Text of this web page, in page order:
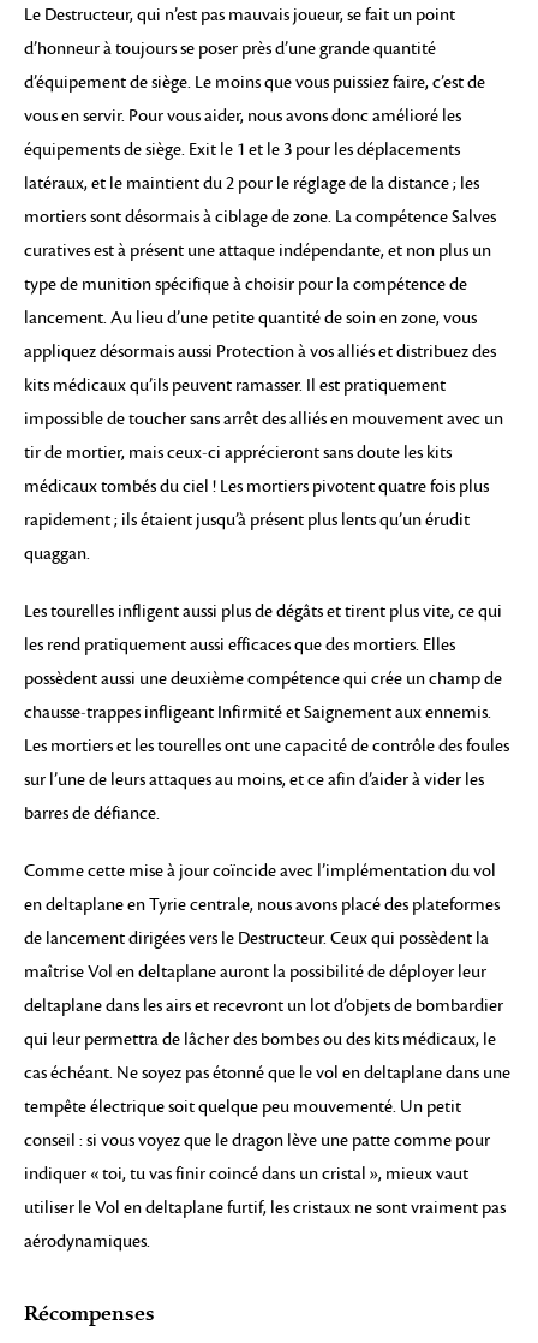
Le Destructeur, qui n’est pas mauvais joueur, se fait un point
d’honneur à toujours se poser près d’une grande quantité
d’équipement de siège. Le moins que vous puissiez faire, c’est de
vous en servir. Pour vous aider, nous avons donc amélioré les
équipements de siège. Exit le 1 et le 3 pour les déplacements
latéraux, et le maintient du 2 pour le réglage de la distance ; les
mortiers sont désormais à ciblage de zone. La compétence Salves
curatives est à présent une attaque indépendante, et non plus un
type de munition spécifique à choisir pour la compétence de
lancement. Au lieu d’une petite quantité de soin en zone, vous
appliquez désormais aussi Protection à vos alliés et distribuez des
kits médicaux qu’ils peuvent ramasser. Il est pratiquement
impossible de toucher sans arrêt des alliés en mouvement avec un
tir de mortier, mais ceux-ci apprécieront sans doute les kits
médicaux tombés du ciel ! Les mortiers pivotent quatre fois plus
rapidement ; ils étaient jusqu’à présent plus lents qu’un érudit
quaggan.
Les tourelles infligent aussi plus de dégâts et tirent plus vite, ce qui
les rend pratiquement aussi efficaces que des mortiers. Elles
possèdent aussi une deuxième compétence qui crée un champ de
chausse-trappes infligeant Infirmité et Saignement aux ennemis.
Les mortiers et les tourelles ont une capacité de contrôle des foules
sur l’une de leurs attaques au moins, et ce afin d’aider à vider les
barres de défiance.
Comme cette mise à jour coïncide avec l’implémentation du vol
en deltaplane en Tyrie centrale, nous avons placé des plateformes
de lancement dirigées vers le Destructeur. Ceux qui possèdent la
maîtrise Vol en deltaplane auront la possibilité de déployer leur
deltaplane dans les airs et recevront un lot d’objets de bombardier
qui leur permettra de lâcher des bombes ou des kits médicaux, le
cas échéant. Ne soyez pas étonné que le vol en deltaplane dans une
tempête électrique soit quelque peu mouvementé. Un petit
conseil : si vous voyez que le dragon lève une patte comme pour
indiquer « toi, tu vas finir coincé dans un cristal », mieux vaut
utiliser le Vol en deltaplane furtif, les cristaux ne sont vraiment pas
aérodynamiques.
Récompenses